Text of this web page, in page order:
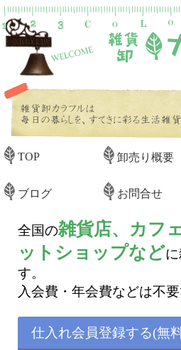
TOP 卸売り概要
ブログ お問合せ
全国の雑貨店、カフ
ットショップなど
す。
入会費・年会費などは不要
仕入れ会員登録する(無